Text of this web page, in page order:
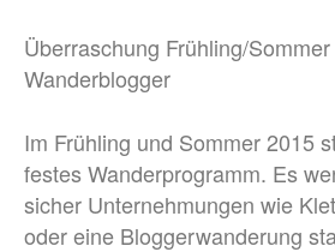
Überraschung Frühling/
Wanderblogger
Im Frühling und Sommer 2015
festes Wanderprogramm. Es
sicher Unternehmungen wie
oder eine Bloggerwanderung